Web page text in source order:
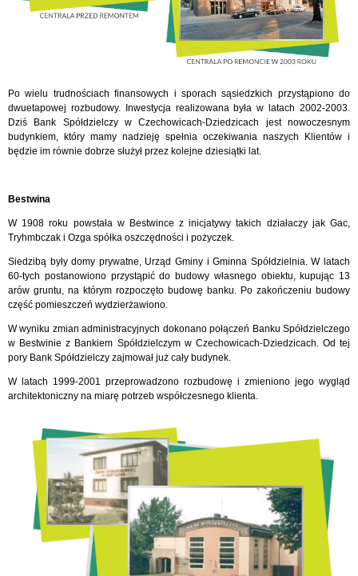
Po wielu trudnościach finansowych i sporach sąsiedzkich przystąpiono do
dwuetapowej rozbudowy. Inwestycja realizowana była w latach 2002-2003.
Dziś Bank Spółdzielczy w Czechowicach-Dziedzicach jest nowoczesnym
budynkiem, który mamy nadzieję spełnia oczekiwania naszych Klientów i
będzie im równie dobrze służył przez kolejne dziesiątki lat.
Bestwina
W 1908 roku powstała w Bestwince z inicjatywy takich działaczy jak Gac,
Tryhmbczak i Ozga spółka oszczędności i pożyczek.
Siedzibą były domy prywatne, Urząd Gminy i Gminna Spółdzielnia. W latach
60-tych postanowiono przystąpić do budowy własnego obiektu, kupując 13
arów gruntu, na którym rozpoczęto budowę banku. Po zakończeniu budowy
część pomieszczeń wydzierżawiono.
W wyniku zmian administracyjnych dokonano połączeń Banku Spółdzielczego
w Bestwinie z Bankiem Spółdzielczym w Czechowicach-Dziedzicach. Od tej
pory Bank Spółdzielczy zajmował już cały budynek.
W latach 1999-2001 przeprowadzono rozbudowę i zmieniono jego wygląd
architektoniczny na miarę potrzeb współczesnego klienta.